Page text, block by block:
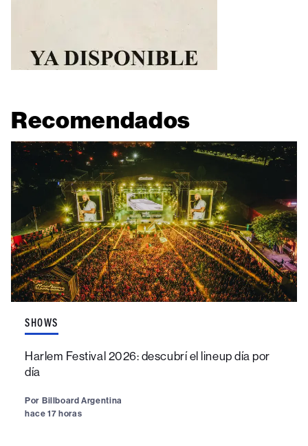
Recomendados
SHOWS
Harlem Festival 2026: descubrí el lineup día por
día
Por Billboard Argentina
hace 17 horas